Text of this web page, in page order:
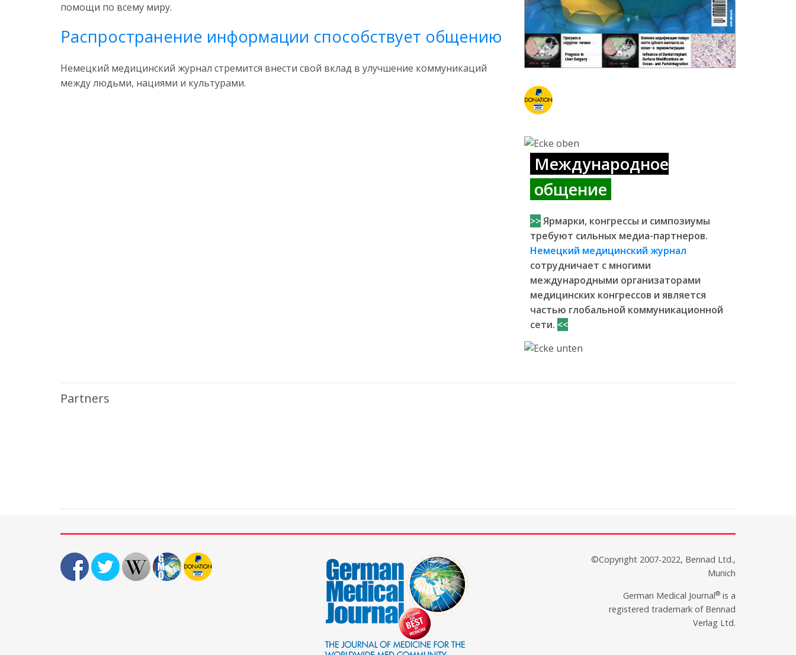
помощи по всему миру.
Распространение информации способствует общению
Немецкий медицинский журнал стремится внести свой вклад в улучшение коммуникаций
между людьми, нациями и культурами.
Международное
общение
>>Ярмарки, конгрессы и симпозиумы
требуют сильных медиа-партнеров.
Немецкий медицинский журнал
сотрудничает с многими
международными организаторами
медицинских конгрессов и является
частью глобальной коммуникационной
сети. <<
Partners
©Copyright 2007-2022, Bennad Ltd.,
Munich
German Medical Journal®is a
registered trademark of Bennad
Verlag Ltd.